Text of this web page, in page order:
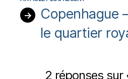
→
Copenhague
le quartier
2 réponses sur